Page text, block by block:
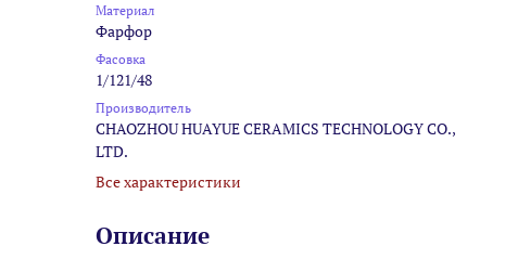
Материал
Фарфор
Фасовка
1/121/48
Производитель
CHAOZHOU HUAYUE CERAMICS TECHNOLOGY CO.,
LTD.
Все характеристики
Описание